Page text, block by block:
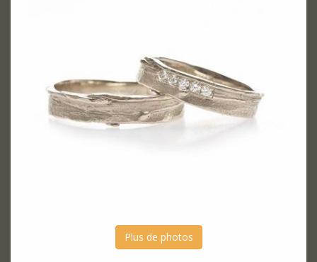
Plus de photos